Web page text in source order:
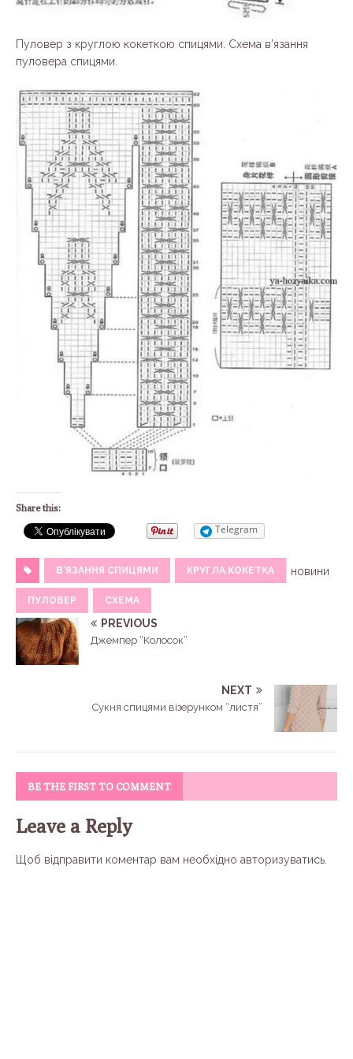
Пуловер з круглою кокеткою спицями. Схема в’язання
пуловера спицями.
Share this:
Telegram
В'ЯЗАННЯ СПИЦЯМИ КРУГЛА КОКЕТКА
ПУЛОВЕР СХЕМА
новини
PREVIOUS
Джемпер “Колосок”
NEXT
Сукня спицями візерунком “листя”
BE THE FIRST TO COMMENT
Leave a Reply
Щоб відправити коментар вам необхідно авторизуватись